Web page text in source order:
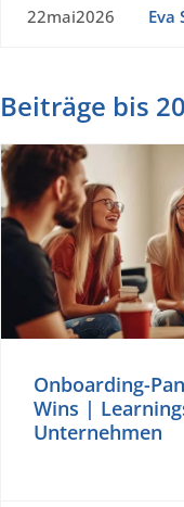
22mai2026 Eva
Beiträge bis
Onboarding-
Wins |
Unternehmen